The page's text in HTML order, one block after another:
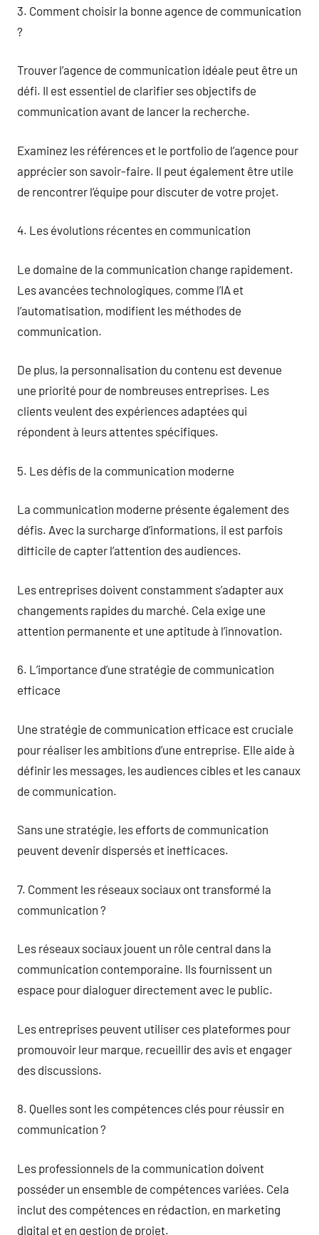
3. Comment choisir la bonne agence de communication
?
Trouver l’agence de communication idéale peut être un
défi. Il est essentiel de clarifier ses objectifs de
communication avant de lancer la recherche.
Examinez les références et le portfolio de l’agence pour
apprécier son savoir-faire. Il peut également être utile
de rencontrer l’équipe pour discuter de votre projet.
4. Les évolutions récentes en communication
Le domaine de la communication change rapidement.
Les avancées technologiques, comme l’IA et
l’automatisation, modifient les méthodes de
communication.
De plus, la personnalisation du contenu est devenue
une priorité pour de nombreuses entreprises. Les
clients veulent des expériences adaptées qui
répondent à leurs attentes spécifiques.
5. Les défis de la communication moderne
La communication moderne présente également des
défis. Avec la surcharge d’informations, il est parfois
difficile de capter l’attention des audiences.
Les entreprises doivent constamment s’adapter aux
changements rapides du marché. Cela exige une
attention permanente et une aptitude à l’innovation.
6. L’importance d’une stratégie de communication
efficace
Une stratégie de communication efficace est cruciale
pour réaliser les ambitions d’une entreprise. Elle aide à
définir les messages, les audiences cibles et les canaux
de communication.
Sans une stratégie, les efforts de communication
peuvent devenir dispersés et inefficaces.
7. Comment les réseaux sociaux ont transformé la
communication ?
Les réseaux sociaux jouent un rôle central dans la
communication contemporaine. Ils fournissent un
espace pour dialoguer directement avec le public.
Les entreprises peuvent utiliser ces plateformes pour
promouvoir leur marque, recueillir des avis et engager
des discussions.
8. Quelles sont les compétences clés pour réussir en
communication ?
Les professionnels de la communication doivent
posséder un ensemble de compétences variées. Cela
inclut des compétences en rédaction, en marketing
digital et en gestion de projet.